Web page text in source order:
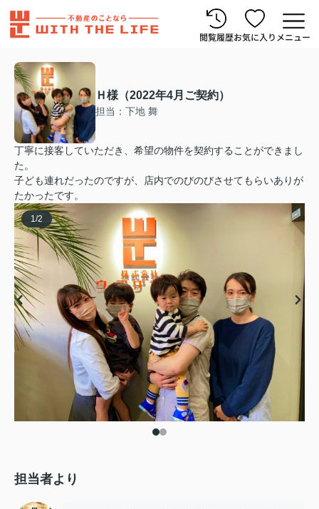
閲覧履歴お気に入り メニュー
Ｈ様（2022年4月ご契約）
担当：下地 舞
丁寧に接客していただき、希望の物件を契約することができまし
た。
子ども連れだったのですが、店内でのびのびさせてもらいありが
たかったです。
1/2
担当者より